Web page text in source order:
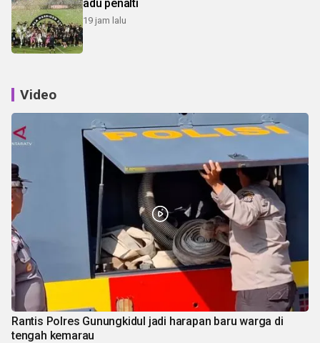
adu penalti
19 jam lalu
Video
Rantis Polres Gunungkidul jadi harapan baru warga di
tengah kemarau